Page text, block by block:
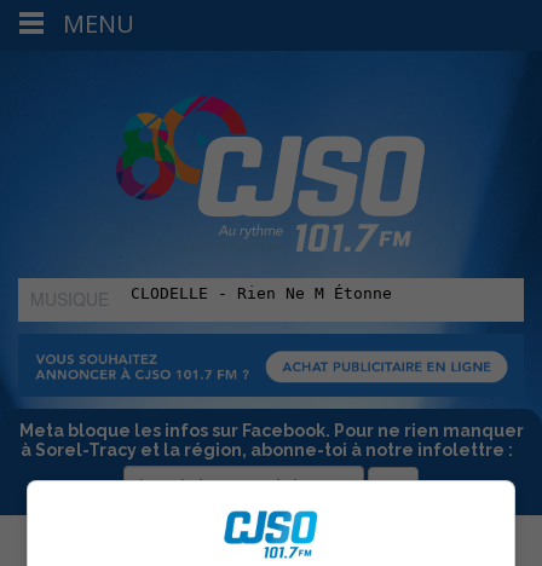
MUSIQUE
:
Meta bloque les infos sur Facebook. Pour ne rien manquer
à Sorel-Tracy et la région, abonne-toi à notre infolettre :
MENU